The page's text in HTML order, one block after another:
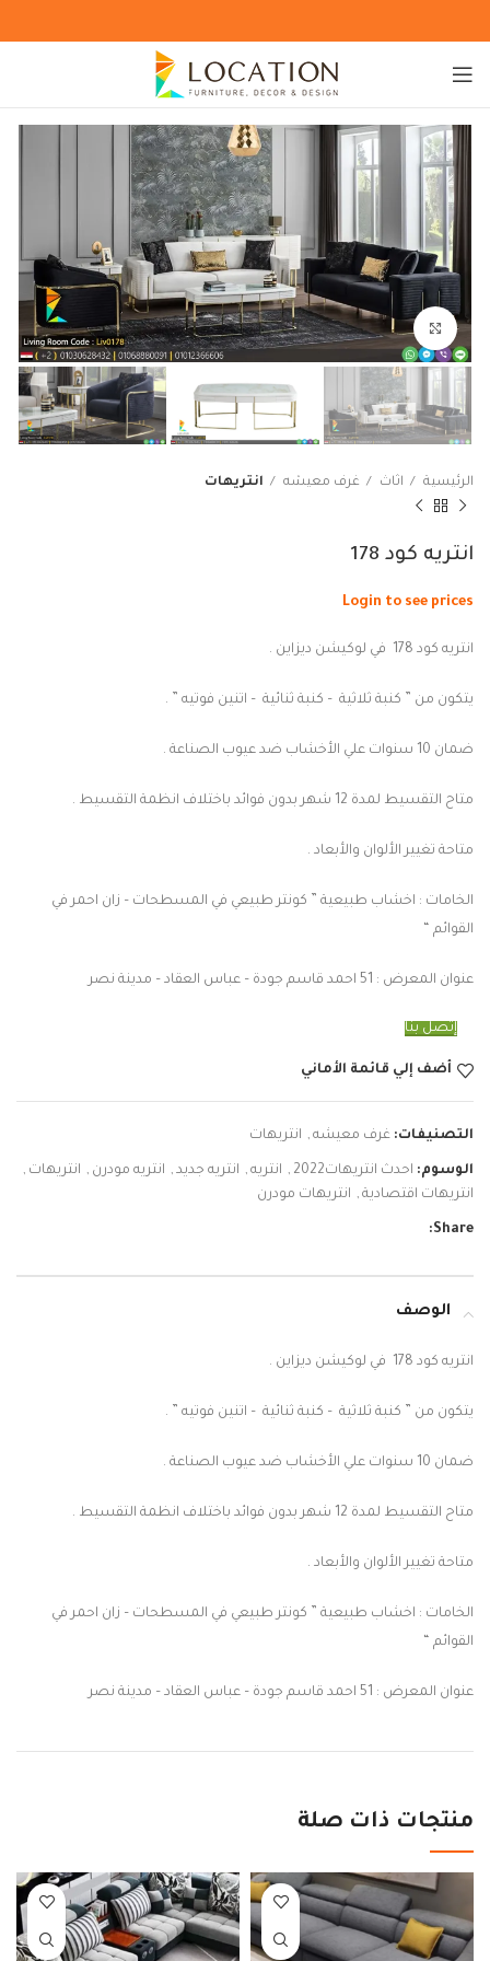
Click to enlarge
الرئيسية اثاث غرف معيشه انتريهات
انتريه كود 178
Login to see prices
انتريه كود 178 في لوكيشن ديزاين .
يتكون من ” كنبة ثلاثية – كنبة ثنائية – اتنين فوتيه ” .
ضمان 10 سنوات علي الأخشاب ضد عيوب الصناعة .
متاح التقسيط لمدة 12 شهر بدون فوائد باختلاف انظمة التقسيط .
متاحة تغيير الألوان والأبعاد .
الخامات : اخشاب طبيعية ” كونتر طبيعي في المسطحات – زان احمر في
القوائم “
عنوان المعرض : 51 احمد قاسم جودة – عباس العقاد – مدينة نصر
إتصل بنا
أضف إلي قائمة الأماني
التصنيفات: غرف معيشه , انتريهات
الوسوم: احدث انتريهات2022 , انتريه , انتريه جديد , انتريه مودرن , انتريهات ,
انتريهات اقتصادية , انتريهات مودرن
Share:
الوصف
انتريه كود 178 في لوكيشن ديزاين .
يتكون من ” كنبة ثلاثية – كنبة ثنائية – اتنين فوتيه ” .
ضمان 10 سنوات علي الأخشاب ضد عيوب الصناعة .
متاح التقسيط لمدة 12 شهر بدون فوائد باختلاف انظمة التقسيط .
متاحة تغيير الألوان والأبعاد .
الخامات : اخشاب طبيعية ” كونتر طبيعي في المسطحات – زان احمر في
القوائم “
عنوان المعرض : 51 احمد قاسم جودة – عباس العقاد – مدينة نصر
منتجات ذات صلة